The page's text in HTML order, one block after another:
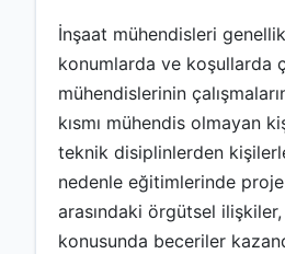
İnşaat mühendisleri
konumlarda ve koşullarda
mühendislerinin
kısmı mühendis olmayan
teknik disiplinlerden
nedenle eğitimlerinde proje
arasındaki örgütsel
konusunda beceriler